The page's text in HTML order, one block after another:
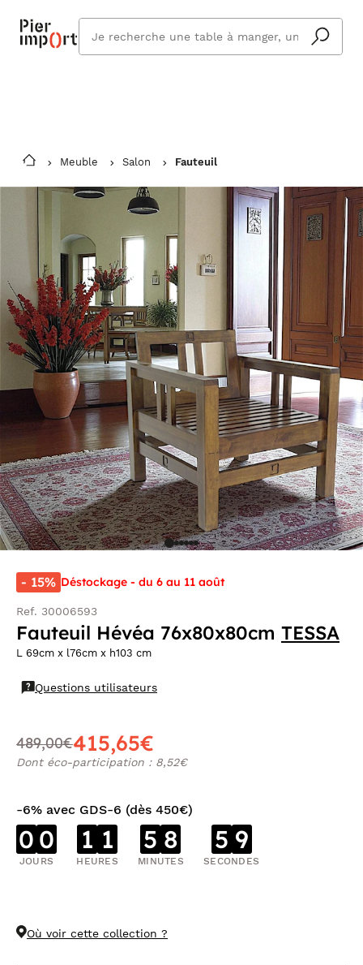
Vous êtes absent ? Pier Import s'adapte
et vous livre à votre retour.
En savoir plus
cherchez
vous ?
Meuble Salon Fauteuil
- 15% Déstockage - du 6 au 11 août
Ref. 30006593
Fauteuil Hévéa 76x80x80cm TESSA
L 69cm x l76cm x h103 cm
Questions utilisateurs
489,00€415,65€
Dont éco-participation : 8,52€
-6% avec GDS-6 (dès 450€)
0 0
JOURS
1 1
HEURES
5 8
MINUTES
5 9
SECONDES
Où voir cette collection ?